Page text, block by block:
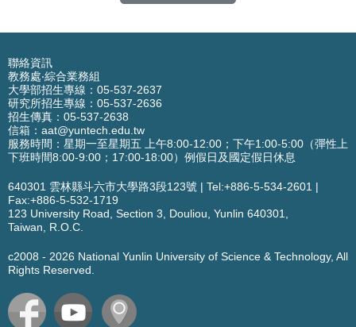
聯絡資訊
教務處‧綜合業務組
大學部招生專線：05-537-2637
研究所招生專線：05-537-2636
招生傳真：05-537-2638
信箱： aat@yuntech.edu.tw
服務時間：星期一至星期五 上午8:00-12:00；下午1:00-5:00（彈性上
下班時間8:00-9:00；17:00-18:00）例假日及國定假日休息
640301 雲林縣斗六市大學路3段123號 | Tel:+886-5-534-2601 |
Fax:+886-5-532-1719
123 University Road, Section 3,
Douliou, Yunlin 640301,
Taiwan, R.O.C.
c2008 - 2026 National Yunlin University of Science & Technology, All
Rights Reserved.